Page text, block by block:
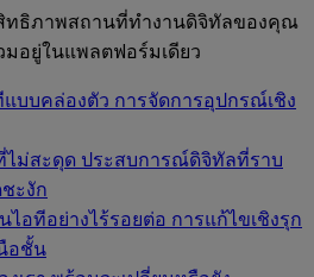
ทธิภาพสถานที่ทำงานดิจิทัลของคุณ
มอยู่ในแพลตฟอร์มเดียว
บบคล่องตัว การจัดการอุปกรณ์เชิง
ม่สะดุด ประสบการณ์ดิจิทัลที่ราบ
ะงัก
ไอทีอย่างไร้รอยต่อ การแก้ไขเชิงรุก
อชั้น